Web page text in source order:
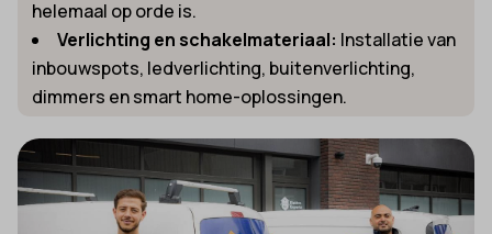
helemaal op orde is.
Verlichting en schakelmateriaal: Installatie van
inbouwspots, ledverlichting, buitenverlichting,
dimmers en smart home-oplossingen.